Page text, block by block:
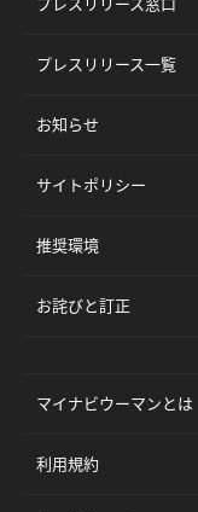
プレスリリース一覧
お知らせ
サイトポリシー
推奨環境
お詫びと訂正
マイナビウーマンとは
利用規約